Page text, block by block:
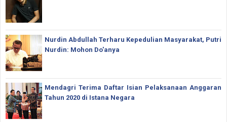
Nurdin Abdullah Terharu Kepedulian Masyarakat, Putri
Nurdin: Mohon Do'anya
Mendagri Terima Daftar Isian Pelaksanaan Anggaran
Tahun 2020 di Istana Negara